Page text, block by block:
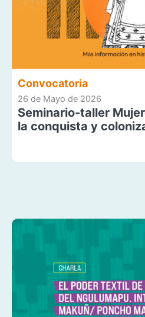
Convocatoria
26 de Mayo de 2026
Seminario-taller
la conquista y